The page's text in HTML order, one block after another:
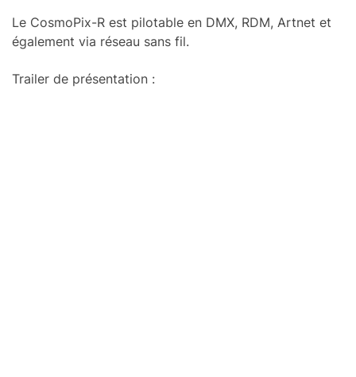
Le Cosmo­Pix-R est pilo­table en DMX, RDM, Artnet et
égale­ment via réseau sans fil.
Trai­ler de présen­ta­tion :